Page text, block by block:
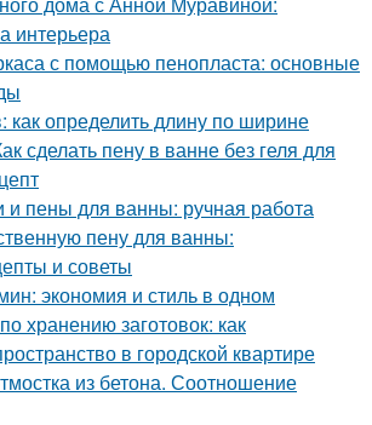
интерьера
с помощью пенопласта: основные
как определить длину по ширине
сделать пену в ванне без геля для
и пены для ванны: ручная работа
пену для ванны:
и советы
экономия и стиль в одном
хранению заготовок: как
в городской квартире
из бетона. Соотношение